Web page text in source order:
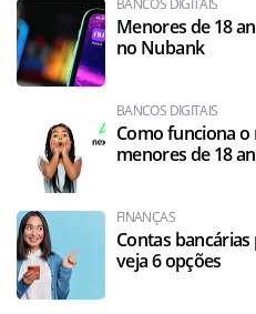
BANCOS DIGITAIS
Menores de 18
no Nubank
BANCOS DIGITAIS
Como funciona o
menores de 18
FINANÇAS
Contas
veja 6 opções